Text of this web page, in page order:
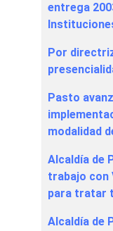
entrega
Por
Pasto
modalidad
Alcaldía de
trabajo con
para tratar
Alcaldía de